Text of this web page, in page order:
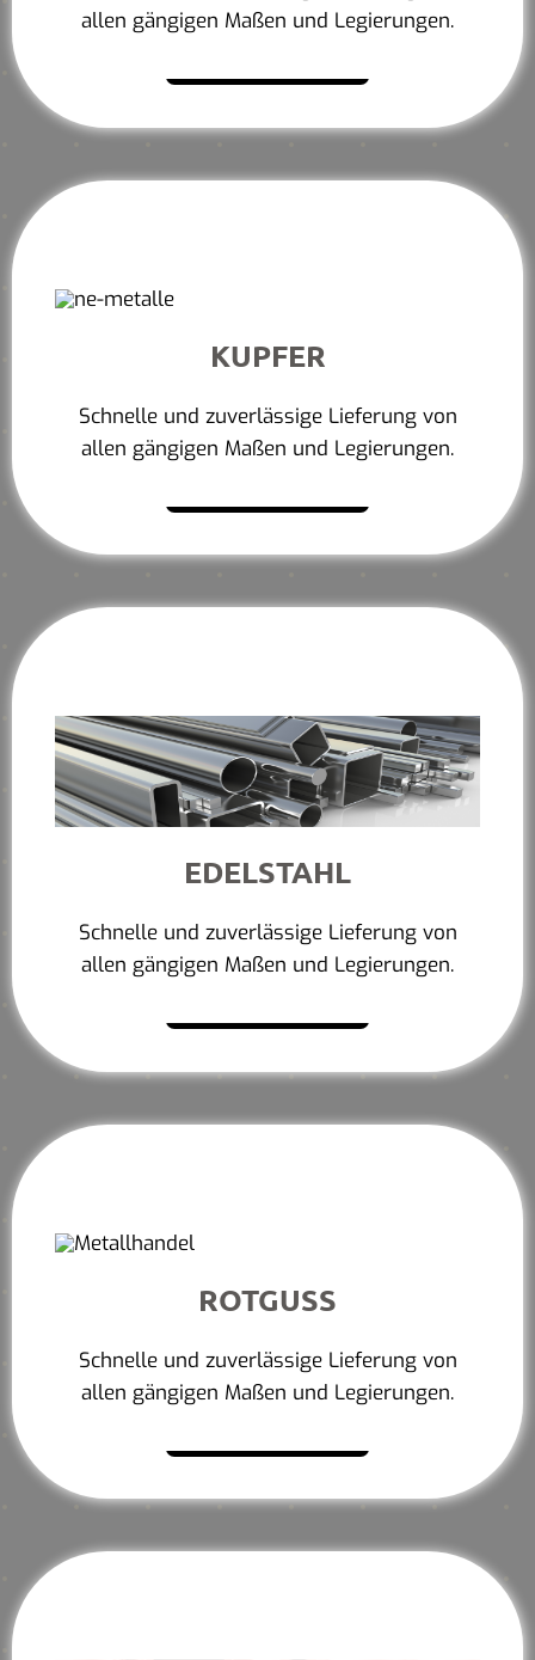
allen gängigen Maßen und Legierungen.
KUPFER
Schnelle und zuverlässige Lieferung von
allen gängigen Maßen und Legierungen.
EDELSTAHL
Schnelle und zuverlässige Lieferung von
allen gängigen Maßen und Legierungen.
ROTGUSS
Schnelle und zuverlässige Lieferung von
allen gängigen Maßen und Legierungen.